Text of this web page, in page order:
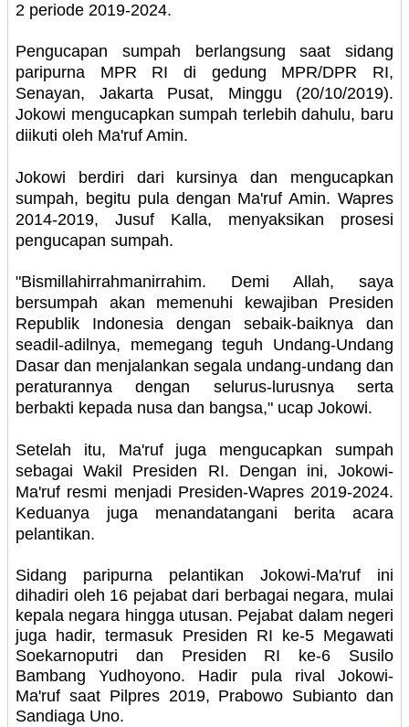
2 periode 2019-2024.
Pengucapan sumpah berlangsung saat sidang
paripurna MPR RI di gedung MPR/DPR RI,
Senayan, Jakarta Pusat, Minggu (20/10/2019).
Jokowi mengucapkan sumpah terlebih dahulu, baru
diikuti oleh Ma'ruf Amin.
Jokowi berdiri dari kursinya dan mengucapkan
sumpah, begitu pula dengan Ma'ruf Amin. Wapres
2014-2019, Jusuf Kalla, menyaksikan prosesi
pengucapan sumpah.
"Bismillahirrahmanirrahim. Demi Allah, saya
bersumpah akan memenuhi kewajiban Presiden
Republik Indonesia dengan sebaik-baiknya dan
seadil-adilnya, memegang teguh Undang-Undang
Dasar dan menjalankan segala undang-undang dan
peraturannya dengan selurus-lurusnya serta
berbakti kepada nusa dan bangsa," ucap Jokowi.
Setelah itu, Ma'ruf juga mengucapkan sumpah
sebagai Wakil Presiden RI. Dengan ini, Jokowi-
Ma'ruf resmi menjadi Presiden-Wapres 2019-2024.
Keduanya juga menandatangani berita acara
pelantikan.
Sidang paripurna pelantikan Jokowi-Ma'ruf ini
dihadiri oleh 16 pejabat dari berbagai negara, mulai
kepala negara hingga utusan. Pejabat dalam negeri
juga hadir, termasuk Presiden RI ke-5 Megawati
Soekarnoputri dan Presiden RI ke-6 Susilo
Bambang Yudhoyono. Hadir pula rival Jokowi-
Ma'ruf saat Pilpres 2019, Prabowo Subianto dan
Sandiaga Uno.